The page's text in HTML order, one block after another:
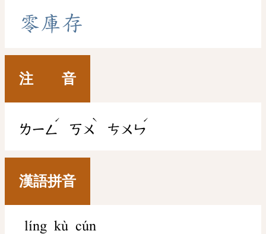
零庫存
注 音
ㄌㄧㄥ
ˊ
ㄎㄨ
ˋ
ㄘㄨㄣ
ˊ
漢語拼音
líng kù cún